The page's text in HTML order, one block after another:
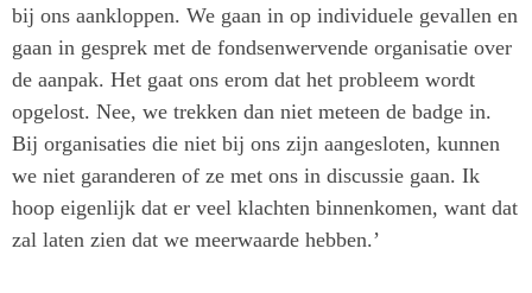
bij ons aankloppen. We gaan in op individuele gevallen en
gaan in gesprek met de fondsenwervende organisatie over
de aanpak. Het gaat ons erom dat het probleem wordt
opgelost. Nee, we trekken dan niet meteen de badge in.
Bij organisaties die niet bij ons zijn aangesloten, kunnen
we niet garanderen of ze met ons in discussie gaan. Ik
hoop eigenlijk dat er veel klachten binnenkomen, want dat
zal laten zien dat we meerwaarde hebben.’